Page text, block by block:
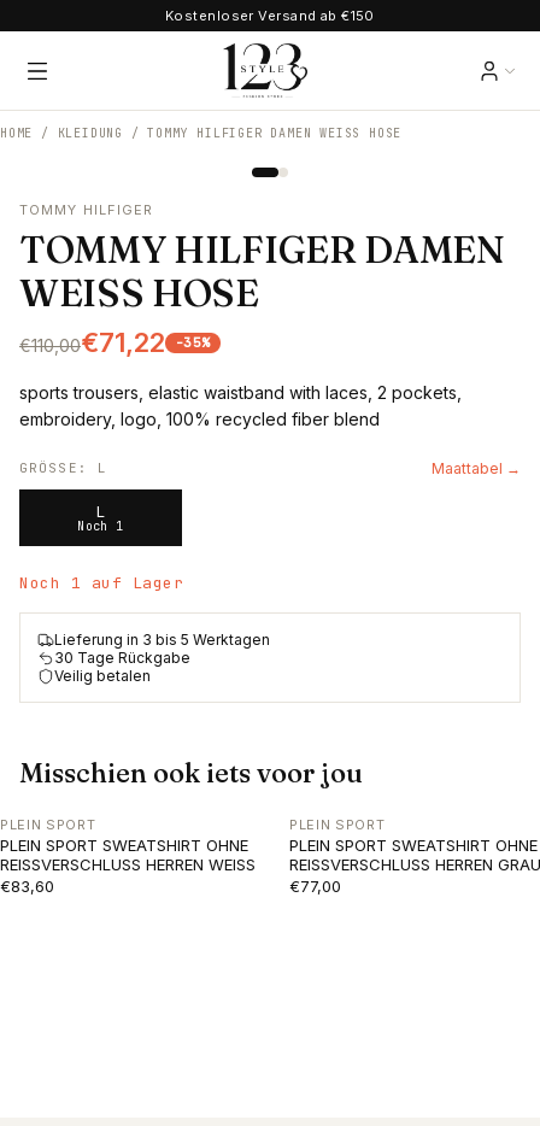
Kostenloser Versand ab €150
HOME / KLEIDUNG /TOMMY HILFIGER DAMEN WEISS HOSE
TOMMY HILFIGER
TOMMY HILFIGER DAMEN
WEISS HOSE
€110,00€71,22 -35%
sports trousers, elastic waistband with laces, 2 pockets,
embroidery, logo, 100% recycled fiber blend
GRÖSSE : L Maattabel →
L
Noch 1
Noch 1 auf Lager
Lieferung in 3 bis 5 Werktagen
30 Tage Rückgabe
Veilig betalen
Misschien ook iets voor jou
PLEIN SPORT
PLEIN SPORT SWEATSHIRT OHNE
REISSVERSCHLUSS HERREN WEISS
€83,60
PLEIN SPORT
PLEIN SPORT SWEATSHIRT OHNE
REISSVERSCHLUSS HERREN GRAU
€77,00